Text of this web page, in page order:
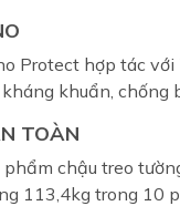
Protect hợp tác với
khuẩn, chống
TOÀN
chậu treo
113,4kg trong 10